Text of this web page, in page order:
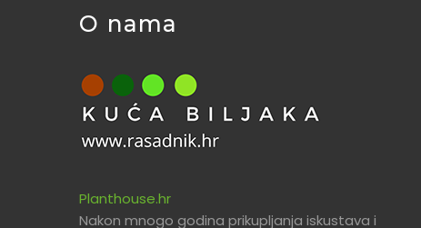
O nama
Planthouse.hr
Nakon mnogo godina prikupljanja iskustava i